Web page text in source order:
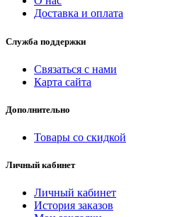
Доставка и оплата
Служба поддержки
Связаться с нами
Карта сайта
Дополнительно
Товары со скидкой
Личный кабинет
Личный кабинет
История заказов